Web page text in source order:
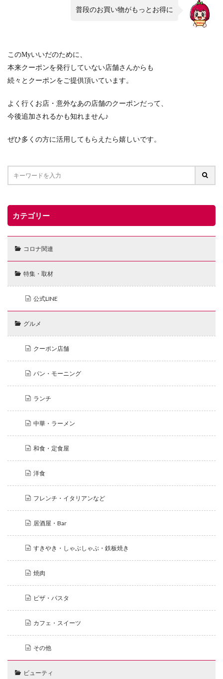
普段のお買い物がもっとお得に
このMyいいだのために、
本来クーポンを発行していない店舗さんからも
続々とクーポンをご提供頂いています。
よく行くお店・意外なあの店舗のクーポンだって、
今後追加されるかも知れません♪
ぜひ多くの方に活用してもらえたら嬉しいです。
カテゴリー
コロナ関連
特集・取材
公式LINE
グルメ
クーポン店舗
パン・モーニング
ランチ
中華・ラーメン
和食・定食屋
洋食
フレンチ・イタリアンなど
居酒屋・Bar
すきやき・しゃぶしゃぶ・鉄板焼き
焼肉
ピザ・パスタ
カフェ・スイーツ
その他
ビューティ